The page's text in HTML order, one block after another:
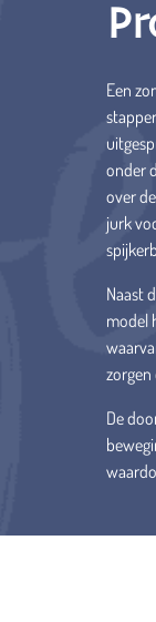
Een
onder
over
jurk
Naast
model
zorgen
De